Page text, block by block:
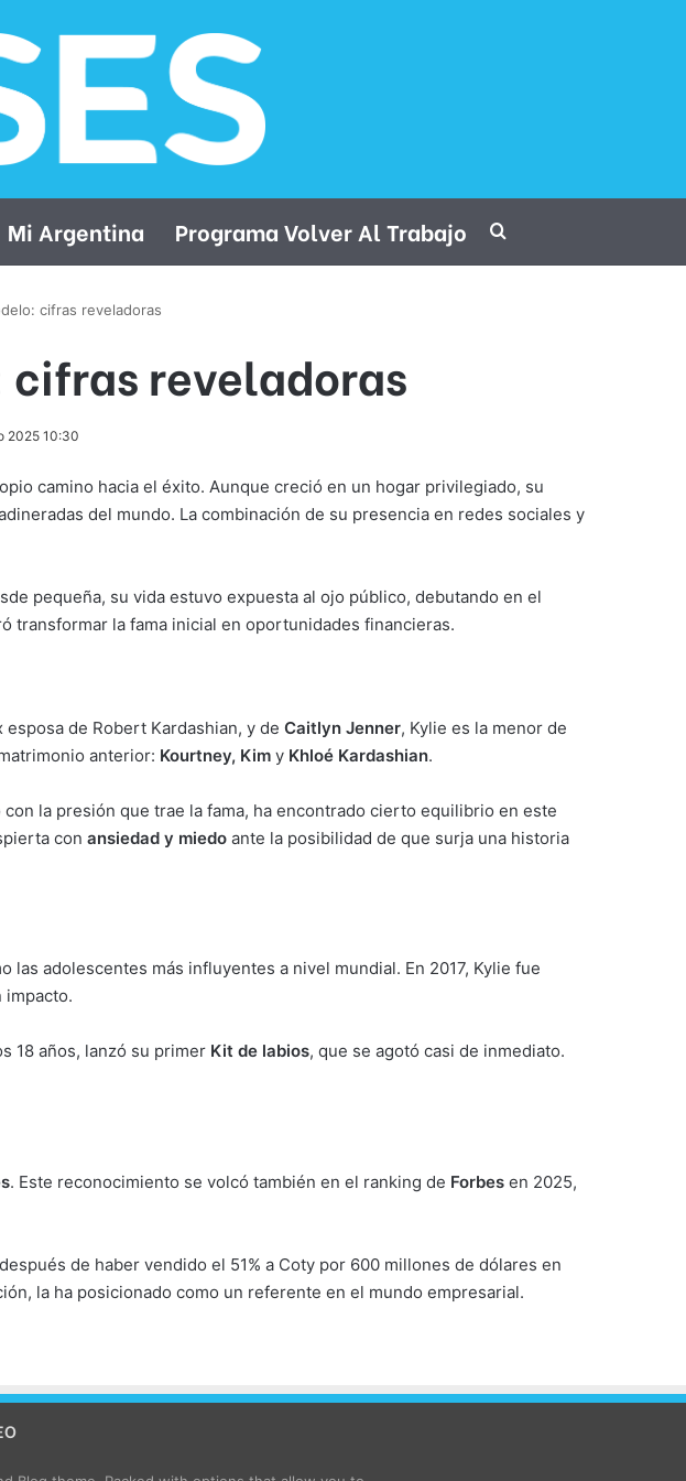
Mi Argentina Programa Volver Al Trabajo
cifras reveladoras
reveladoras
2025 10:30
camino hacia el éxito. Aunque creció en un hogar privilegiado, su
del mundo. La combinación de su presencia en redes sociales y
pequeña, su vida estuvo expuesta al ojo público, debutando en el
transformar la fama inicial en oportunidades financieras.
esposa de Robert Kardashian, y de Caitlyn Jenner, Kylie es la menor de
anterior: Kourtney, Kim y Khloé Kardashian.
la presión que trae la fama, ha encontrado cierto equilibrio en este
con ansiedad y miedo ante la posibilidad de que surja una historia
las adolescentes más influyentes a nivel mundial. En 2017, Kylie fue
impacto.
18 años, lanzó su primer Kit de labios, que se agotó casi de inmediato.
. Este reconocimiento se volcó también en el ranking de Forbes en 2025,
de haber vendido el 51% a Coty por 600 millones de dólares en
la ha posicionado como un referente en el mundo empresarial.